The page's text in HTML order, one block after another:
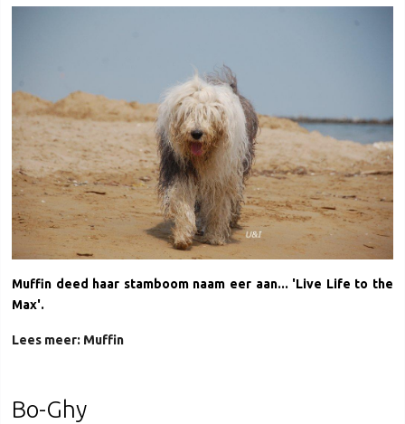
Muffin deed haar stamboom naam eer aan... 'Live Life to the
Max'.
Lees meer: Muffin
Bo-Ghy